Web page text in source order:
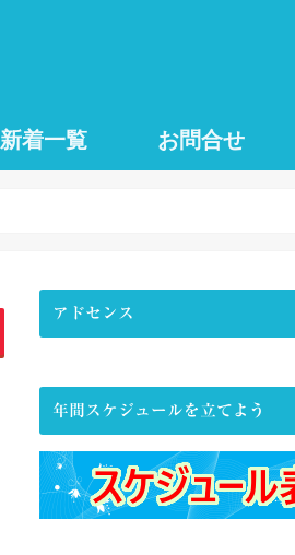
新着一覧 お問合せ
アドセンス
年間スケジュールを立てよう